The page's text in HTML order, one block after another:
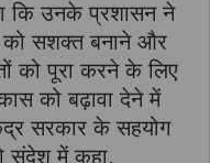
कि उनके प्रशासन ने
को सशक्त बनाने और
को पूरा करने के लिए
को बढ़ावा देने में
सरकार के सहयोग
संदेश में कहा,